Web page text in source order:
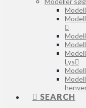
Lys
SEARCH